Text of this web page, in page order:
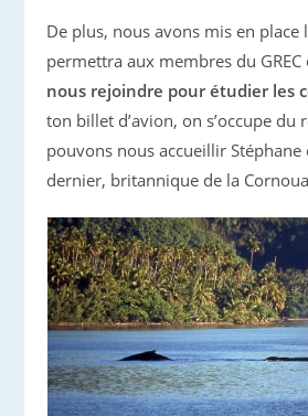
De plus, nous avons mis en place
permettra aux membres du
nous rejoindre pour étudier les
ton billet d’avion, on s’occupe du
pouvons nous accueillir Stéphane
dernier, britannique de la